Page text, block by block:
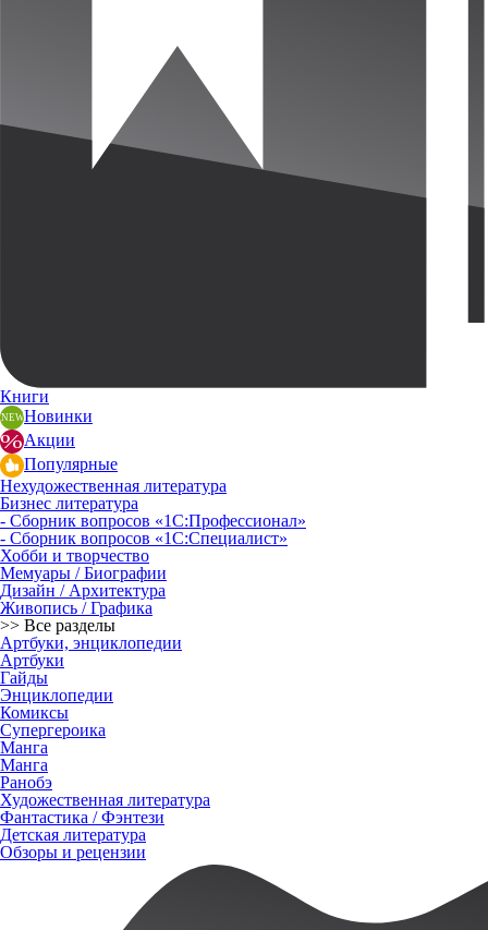
Книги
Новинки
Акции
Популярные
Нехудожественная литература
Бизнес литература
- Сборник вопросов «1С:Профессионал»
- Сборник вопросов «1С:Специалист»
Хобби и творчество
Мемуары / Биографии
Дизайн / Архитектура
Живопись / Графика
>> Все разделы
Артбуки, энциклопедии
Артбуки
Гайды
Энциклопедии
Комиксы
Супергероика
Манга
Манга
Ранобэ
Художественная литература
Фантастика / Фэнтези
Детская литература
Обзоры и рецензии